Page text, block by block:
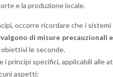
e la pro­du­zio­ne lo­ca­le.
oc­cor­re ri­cor­da­re che i
di mi­su­re pre­cau­zio­na­li
le se­con­de.
prin­ci­pi spe­ci­fi­ci, ap­pli­ca­bi­li alle
aspet­ti: